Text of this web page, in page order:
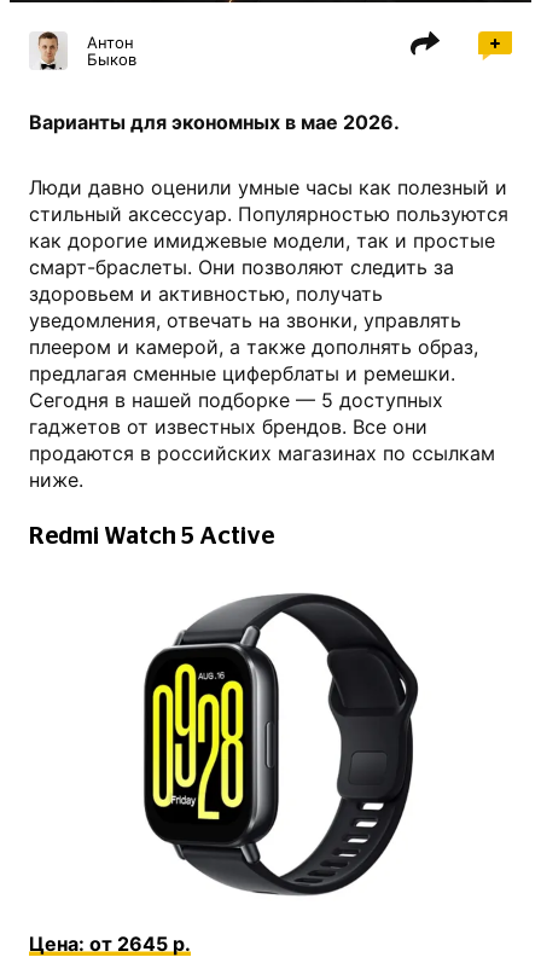
Антон
Быков
Варианты для экономных в мае 2026.
Люди давно оценили умные часы как полезный и
стильный аксессуар. Популярностью пользуются
как дорогие имиджевые модели, так и простые
смарт-браслеты. Они позволяют следить за
здоровьем и активностью, получать
уведомления, отвечать на звонки, управлять
плеером и камерой, а также дополнять образ,
предлагая сменные циферблаты и ремешки.
Сегодня в нашей подборке — 5 доступных
гаджетов от известных брендов. Все они
продаются в российских магазинах по ссылкам
ниже.
Redmi Watch 5 Active
Цена: от 2645 р.